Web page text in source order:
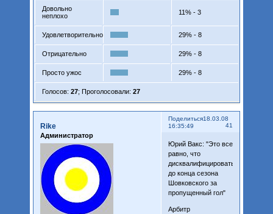
Довольно
неплохо
11% - 3
Удовлетворительно 29% - 8
Отрицательно 29% - 8
Просто ужос 29% - 8
Голосов: 27; Проголосовали: 27
Поделиться
41
18.03.08
16:35:49
Rike
Администратор
Юрий Вакс: "Это все
равно, что
дисквалифицировать
до конца сезона
Шовковского за
пропущенный гол"
Арбитр